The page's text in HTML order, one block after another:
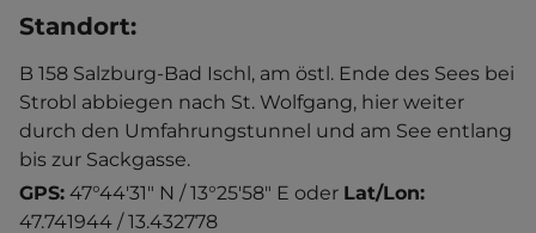
Standort:
B 158 Salzburg-Bad Ischl, am östl. Ende des Sees bei
Strobl abbiegen nach St. Wolfgang, hier weiter
durch den Umfahrungstunnel und am See entlang
bis zur Sackgasse.
GPS: 47°44'31" N / 13°25'58" E oder Lat/Lon:
47.741944 / 13.432778